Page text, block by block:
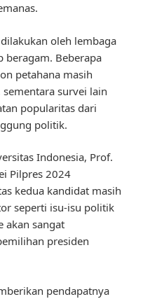
oleh lembaga
beragam. Beberapa
petahana masih
survei lain
popularitas dari
politik.
Indonesia, Prof.
Pilpres 2024
kedua kandidat masih
seperti isu-isu politik
akan sangat
presiden
pendapatnya